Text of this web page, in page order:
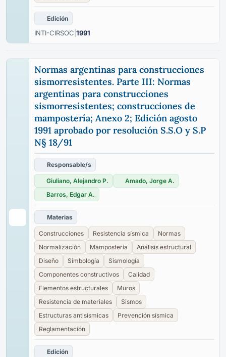
Edición
INTI-CIRSOC 1991
Normas argentinas para construcciones
sismorresistentes. Parte III: Normas
argentinas para construcciones
sismorresistentes; construcciones de
mampostería; Anexo 2; Edición agosto
1991 aprobado por resolución S.S.O y S.P
N§ 18/91
Responsable/s
Giuliano, Alejandro P.
Amado, Jorge A.
Barros, Edgar A.
Materias
Construcciones Resistencia sísmica
Normas
Normalización
Mampostería
Análisis estructural
Diseño
Simbología
Sismología
Componentes constructivos
Calidad
Elementos estructurales
Muros
Resistencia de materiales
Sismos
Estructuras antisísmicas
Prevención sísmica
Reglamentación
Edición